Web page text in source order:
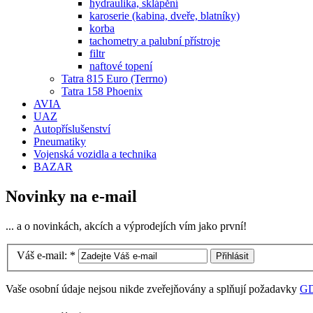
hydraulika, sklápění
karoserie (kabina, dveře, blatníky)
korba
tachometry a palubní přístroje
filtr
naftové topení
Tatra 815 Euro (Terrno)
Tatra 158 Phoenix
AVIA
UAZ
Autopříslušenství
Pneumatiky
Vojenská vozidla a technika
BAZAR
Novinky na e-mail
... a o novinkách, akcích a výprodejích vím jako první!
Váš e-mail: *
Vaše osobní údaje nejsou nikde zveřejňovány a splňují požadavky